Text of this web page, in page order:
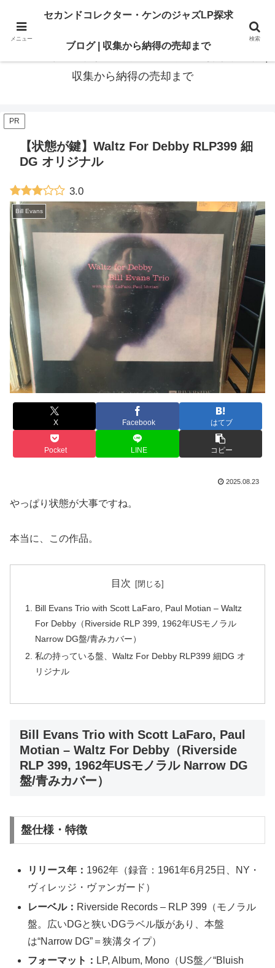
最高の“一枚”は、いつも知識の先にある。オリジナル盤も、賢いセカンド盤
収集から納得の売却まで
PR
【状態が鍵】Waltz For Debby RLP399 細
DG オリジナル
3.0
Bill Evans
X Facebook はてブ
Pocket LINE コピー
2025.08.23
やっぱり状態が大事ですね。
本当に、この作品。
目次
Bill Evans Trio with Scott LaFaro, Paul Motian – Waltz
For Debby（Riverside RLP 399, 1962年USモノラル
Narrow DG盤/青みカバー）
私の持っている盤、Waltz For Debby RLP399 細DG オ
リジナル
Bill Evans Trio with Scott LaFaro, Paul
Motian – Waltz For Debby（Riverside
RLP 399, 1962年USモノラル Narrow DG
盤/青みカバー）
盤仕様・特徴
リリース年： 1962年（録音：1961年6月25日、NY・
ヴィレッジ・ヴァンガード）
レーベル： Riverside Records – RLP 399（モノラル
盤。広いDGと狭いDGラベル版があり、本盤
は“Narrow DG”＝狭溝タイプ）
フォーマット： LP, Album, Mono（US盤／“Bluish
メニュー
セカンドコレクター・ケンのジャズLP探求
ブログ | 収集から納得の売却まで
検索